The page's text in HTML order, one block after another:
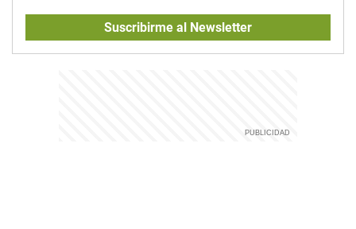
Suscribirme al Newsletter